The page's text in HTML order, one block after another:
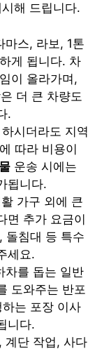
해 드립니다.
마스, 라보, 1톤
게 됩니다. 차
이 올라가며,
더 큰 차량도
.
시더라도 지역
따라 비용이
운송 시에는
됩니다.
가구 외에 큰
면 추가 요금이
돌침대 등 특수
세요.
차를 돕는 일반
도와주는 반포
는 포장 이사
니다.
계단 작업, 사다